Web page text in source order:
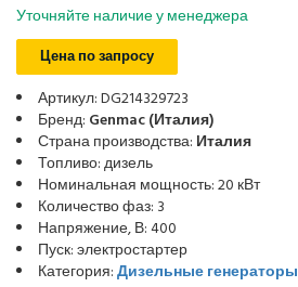
Уточняйте наличие у менеджера
Цена по запросу
Артикул: DG214329723
Бренд: Genmac (Италия)
Страна производства: Италия
Топливо: дизель
Номинальная мощность: 20 кВт
Количество фаз: 3
Напряжение, В: 400
Пуск: электростартер
Категория:Дизельные генераторы